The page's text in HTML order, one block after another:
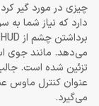
دارد که نیاز شما به
می‌دهد. مانند جوی
تزئین شده است.
عنوان کنترل ماوس
می‌گیرد.